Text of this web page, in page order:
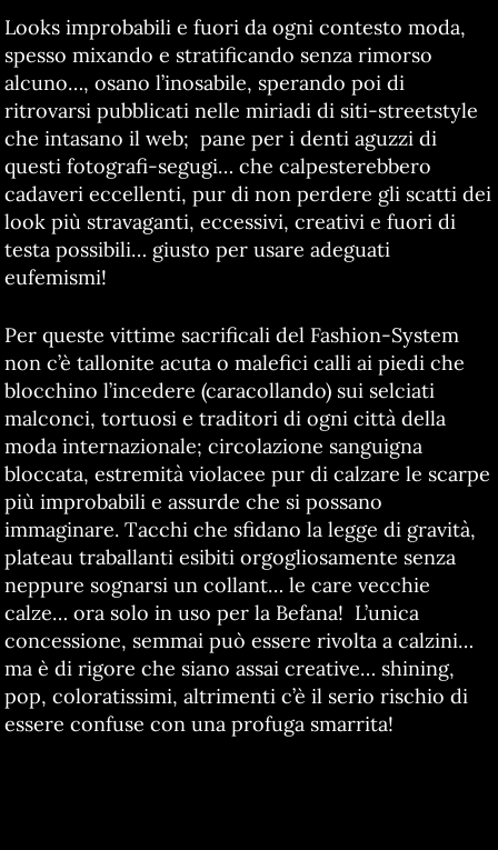
Looks improbabili e fuori da ogni contesto moda,
spesso mixando e stratificando senza rimorso
alcuno…, osano l’inosabile, sperando poi di
ritrovarsi pubblicati nelle miriadi di siti-streetstyle
che intasano il web; pane per i denti aguzzi di
questi fotografi-segugi… che calpesterebbero
cadaveri eccellenti, pur di non perdere gli scatti dei
look più stravaganti, eccessivi, creativi e fuori di
testa possibili… giusto per usare adeguati
eufemismi!
Per queste vittime sacrificali del Fashion-System
non c’è tallonite acuta o malefici calli ai piedi che
blocchino l’incedere (caracollando) sui selciati
malconci, tortuosi e traditori di ogni città della
moda internazionale; circolazione sanguigna
bloccata, estremità violacee pur di calzare le scarpe
più improbabili e assurde che si possano
immaginare. Tacchi che sfidano la legge di gravità,
plateau traballanti esibiti orgogliosamente senza
neppure sognarsi un collant… le care vecchie
calze… ora solo in uso per la Befana! L’unica
concessione, semmai può essere rivolta a calzini…
ma è di rigore che siano assai creative… shining,
pop, coloratissimi, altrimenti c’è il serio rischio di
essere confuse con una profuga smarrita!